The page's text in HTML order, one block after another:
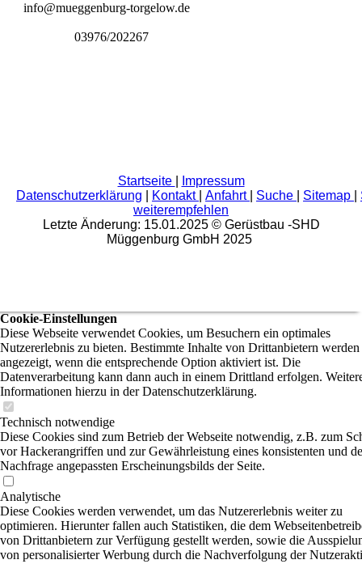
info@mueggenburg-torgelow.de
03976/202267
Startseite
Impressum
Datenschutzerklärung
Kontakt Anfahrt Suche Sitemap
weiterempfehlen
Letzte Änderung: 15.01.2025 © Gerüstbau -SHD
Müggenburg GmbH 2025
Cookie-Einstellungen
Diese Webseite verwendet Cookies, um Besuchern ein optimales
Nutzererlebnis zu bieten. Bestimmte Inhalte von Drittanbietern
angezeigt, wenn die entsprechende Option aktiviert ist. Die
Datenverarbeitung kann dann auch in einem Drittland erfolgen.
Informationen hierzu in der Datenschutzerklärung.
Technisch notwendige
Diese Cookies sind zum Betrieb der Webseite notwendig, z.B. zum
vor Hackerangriffen und zur Gewährleistung eines konsistenten und
Nachfrage angepassten Erscheinungsbilds der Seite.
Analytische
Diese Cookies werden verwendet, um das Nutzererlebnis weiter zu
optimieren. Hierunter fallen auch Statistiken, die dem
von Drittanbietern zur Verfügung gestellt werden, sowie die
von personalisierter Werbung durch die Nachverfolgung der